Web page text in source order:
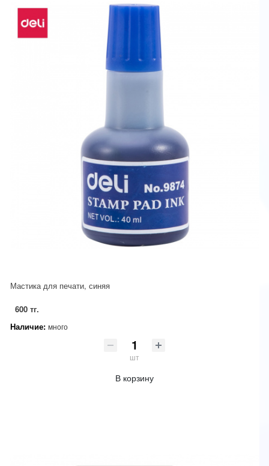
Мастика для печати, синяя
600 тг.
Наличие: много
шт
В корзину